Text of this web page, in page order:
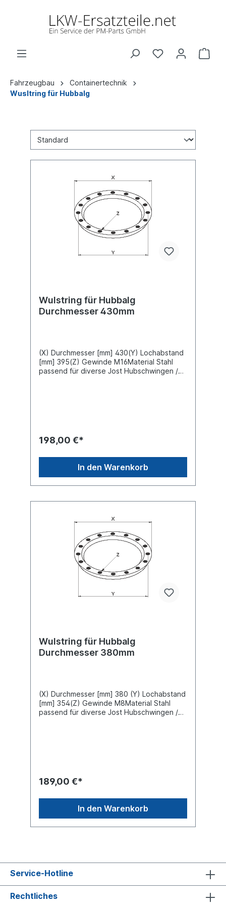
Fahrzeugbau
Containertechnik
Wusltring für Hubbalg
Wulstring für Hubbalg
Durchmesser 430mm
(X) Durchmesser [mm] 430(Y) Lochabstand
[mm] 395(Z) Gewinde M16Material Stahl
passend für diverse Jost Hubschwingen /
198,00 €*
In den Warenkorb
Wulstring für Hubbalg
Durchmesser 380mm
(X) Durchmesser [mm] 380 (Y) Lochabstand
[mm] 354(Z) Gewinde M8Material Stahl
passend für diverse Jost Hubschwingen /
189,00 €*
In den Warenkorb
Service-Hotline
Rechtliches